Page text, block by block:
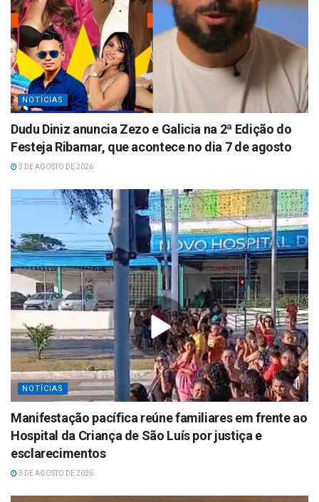
NOTÍCIAS
Dudu Diniz anuncia Zezo e Galicia na 2ª Edição do
Festeja Ribamar, que acontece no dia 7 de agosto
3 DE AGOSTO DE 2026
NOTÍCIAS
Manifestação pacífica reúne familiares em frente ao
Hospital da Criança de São Luís por justiça e
esclarecimentos
3 DE AGOSTO DE 2026